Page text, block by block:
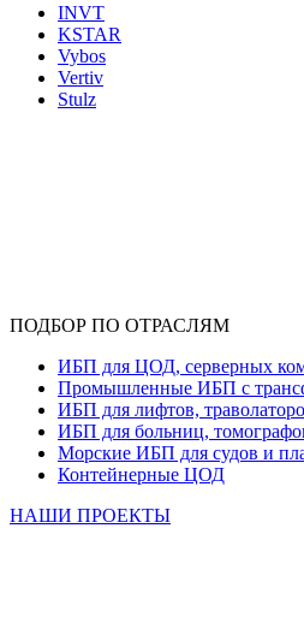
INVT
KSTAR
Vybos
Vertiv
Stulz
ПОДБОР ПО ОТРАСЛЯМ
ИБП для ЦОД, серверных
Промышленные ИБП с
ИБП для лифтов,
ИБП для больниц,
Морские ИБП для судов и
Контейнерные ЦОД
НАШИ ПРОЕКТЫ